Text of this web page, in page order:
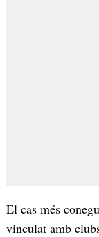
El cas més
vinculat amb